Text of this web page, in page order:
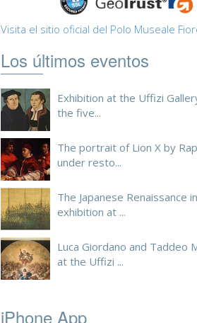
Visita el sitio oficial del Polo Museale
Los últimos eventos
Exhibition at the Uffizi
the five...
The portrait of Lion X by
under resto...
The Japanese Renaissance
exhibition at ...
Luca Giordano and Taddeo
at the Uffizi ...
iPhone App